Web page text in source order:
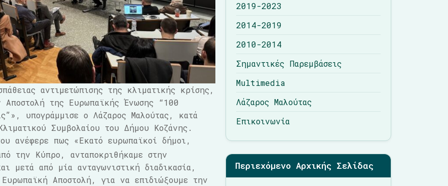
αντιμετώπισης της κλιματικής κρίσης,
Αποστολή της Ευρωπαϊκής Ένωσης “100
υπογράμμισε ο Λάζαρος Μαλούτας, κατά
Συμβολαίου του Δήμου Κοζάνης.
ανέφερε πως «Εκατό ευρωπαϊκοί δήμοι,
την Κύπρο, ανταποκριθήκαμε στην
μετά από μία ανταγωνιστική διαδικασία,
Αποστολή, για να επιδιώξουμε την
2019-2023
2014-2019
2010-2014
Σημαντικές Παρεμβάσεις
Multimedia
Λάζαρος Μαλούτας
Επικοινωνία
Περιεχόμενο Αρχικής Σελίδας